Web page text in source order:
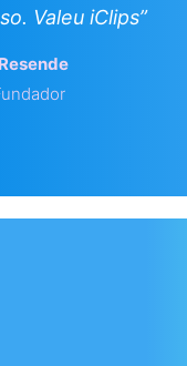
Valeu iClips”